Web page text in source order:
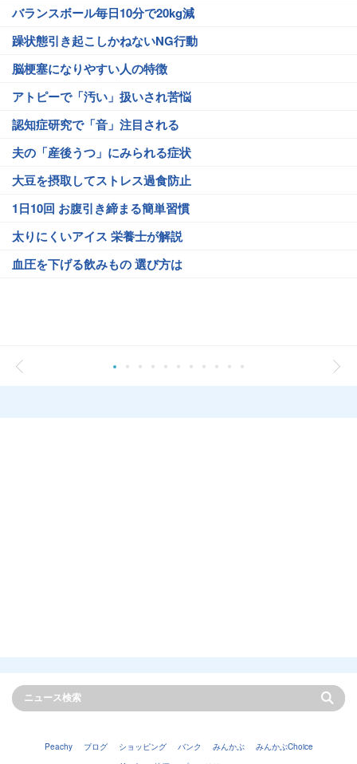
バランスボール毎日10分で20kg減
躁状態引き起こしかねないNG行動
脳梗塞になりやすい人の特徴
アトピーで「汚い」扱いされ苦悩
認知症研究で「音」注目される
夫の「産後うつ」にみられる症状
大豆を摂取してストレス過食防止
1日10回 お腹引き締まる簡単習慣
太りにくいアイス 栄養士が解説
血圧を下げる飲みもの 選び方は
Peachy ブログ ショッピング バンク みんかぶ
みんかぶChoice